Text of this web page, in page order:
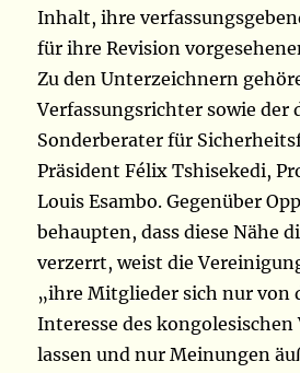
Inhalt, ihre
für ihre Revision
Zu den Unterzeichnern
Verfassungsrichter sowie der
Sonderberater für
Präsident Félix Tshisekedi,
Louis Esambo. Gegenüber
behaupten, dass diese Nähe
verzerrt, weist die
„ihre Mitglieder sich nur von
Interesse des
lassen und nur Meinungen